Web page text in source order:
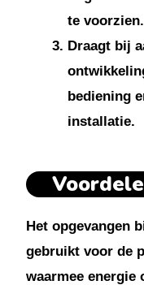
te voorzien.
Draagt bij
bediening
installatie.
Het opgevangen
gebruikt voor de
waarmee energie